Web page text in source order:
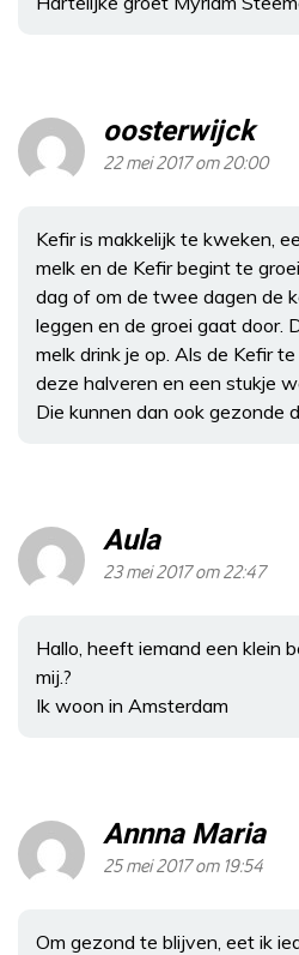
oosterwijck
22 mei 2017 om 20:00
Kefir is makkelijk te kweken,
melk en de Kefir begint te
dag of om de twee dagen de
leggen en de groei gaat door.
melk drink je op. Als de Kefir
deze halveren en een stukje
Die kunnen dan ook gezonde
Aula
23 mei 2017 om 22:47
Hallo, heeft iemand een klein
mij.?
Ik woon in Amsterdam
Annna Maria
25 mei 2017 om 19:54
Om gezond te blijven, eet ik